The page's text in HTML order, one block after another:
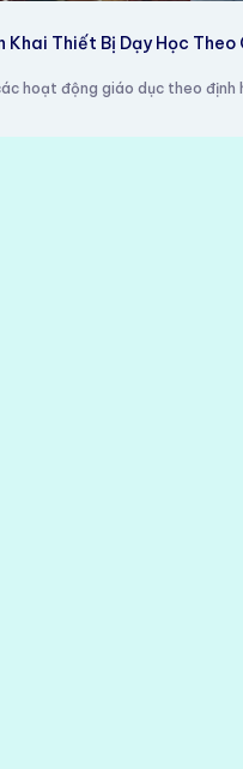
Khai Thiết Bị Dạy Học Theo
hoạt động giáo dục theo